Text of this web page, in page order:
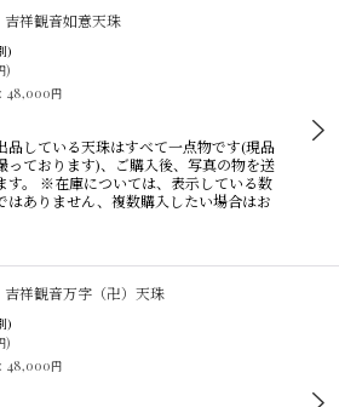
吉祥観音如意天珠
)
)
: 48,000円
している天珠はすべて一点物です(現品
っております)、ご購入後、写真の物を送
す。 ※在庫については、表示している数
はありません、複数購入したい場合はお
吉祥観音万字（卍）天珠
)
)
: 48,000円